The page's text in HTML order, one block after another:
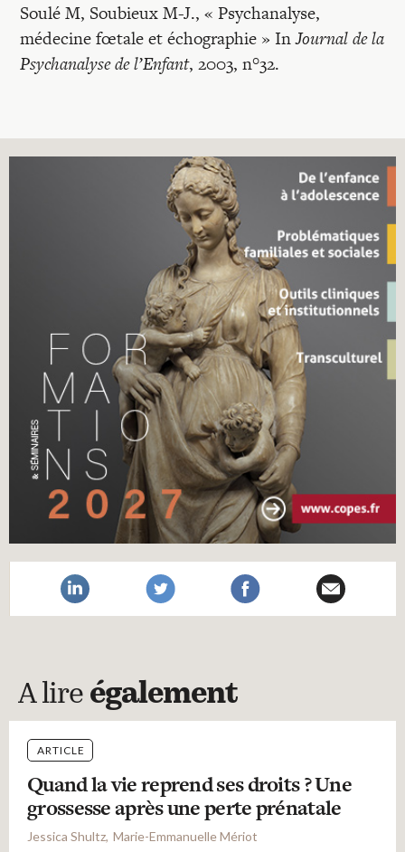
Soulé M, Soubieux M-J., « Psychanalyse,
médecine fœtale et échographie » InJournal de la
Psychanalyse de l’Enfant, 2003, n°32.
A lire également
ARTICLE
Quand la vie reprend ses droits ? Une
grossesse après une perte prénatale
Jessica Shultz Marie-Emmanuelle Mériot